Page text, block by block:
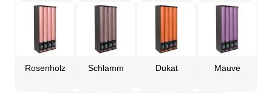
Rosenholz Schlamm Dukat Mauve